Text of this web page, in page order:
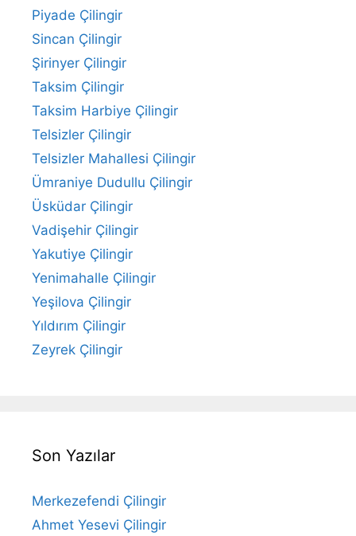
Piyade Çilingir
Sincan Çilingir
Şirinyer Çilingir
Taksim Çilingir
Taksim Harbiye Çilingir
Telsizler Çilingir
Telsizler Mahallesi Çilingir
Ümraniye Dudullu Çilingir
Üsküdar Çilingir
Vadişehir Çilingir
Yakutiye Çilingir
Yenimahalle Çilingir
Yeşilova Çilingir
Yıldırım Çilingir
Zeyrek Çilingir
Son Yazılar
Merkezefendi Çilingir
Ahmet Yesevi Çilingir